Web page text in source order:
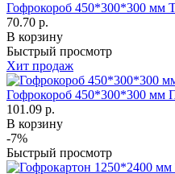
Гофрокороб 450*300*300 мм
70.70 р.
В корзину
Быстрый просмотр
Хит продаж
Гофрокороб 450*300*300 мм
101.09 р.
В корзину
-7%
Быстрый просмотр